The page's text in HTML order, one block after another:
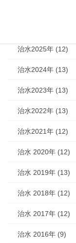
治水2025年 (12)
治水2024年 (13)
治水2023年 (13)
治水2022年 (13)
治水2021年 (12)
治水 2020年 (12)
治水 2019年 (13)
治水 2018年 (12)
治水 2017年 (12)
治水 2016年 (9)